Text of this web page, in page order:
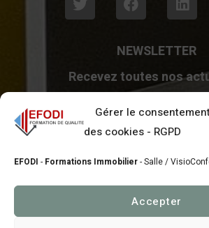
Gérer le consentement
des cookies - RGPD
EFODI - Formations Immobilier- Salle /
Accepter
NEWSLETTER
Recevez toutes nos
Votre Email restera
conformément au